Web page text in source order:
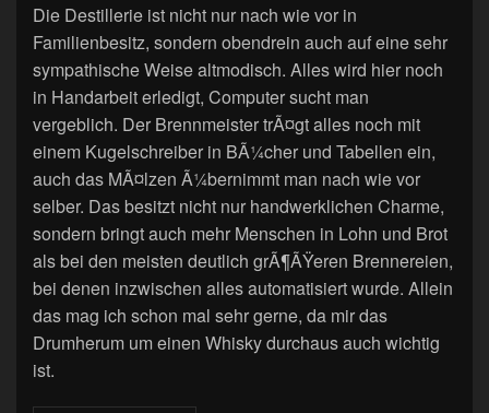
Die Destillerie ist nicht nur nach wie vor in
Familienbesitz, sondern obendrein auch auf eine sehr
sympathische Weise altmodisch. Alles wird hier noch
in Handarbeit erledigt, Computer sucht man
vergeblich. Der Brennmeister trÃ¤gt alles noch mit
einem Kugelschreiber in BÃ¼cher und Tabellen ein,
auch das MÃ¤lzen Ã¼bernimmt man nach wie vor
selber. Das besitzt nicht nur handwerklichen Charme,
sondern bringt auch mehr Menschen in Lohn und Brot
als bei den meisten deutlich grÃ¶ÃŸeren Brennereien,
bei denen inzwischen alles automatisiert wurde. Allein
das mag ich schon mal sehr gerne, da mir das
Drumherum um einen Whisky durchaus auch wichtig
ist.